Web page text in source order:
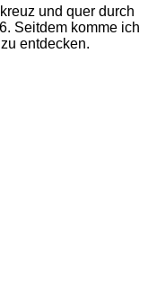
und quer durch
Seitdem komme ich
entdecken.